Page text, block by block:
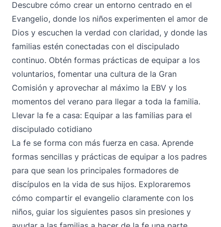
Descubre cómo crear un entorno centrado en el
Evangelio, donde los niños experimenten el amor de
Dios y escuchen la verdad con claridad, y donde las
familias estén conectadas con el discipulado
continuo. Obtén formas prácticas de equipar a los
voluntarios, fomentar una cultura de la Gran
Comisión y aprovechar al máximo la EBV y los
momentos del verano para llegar a toda la familia.
Llevar la fe a casa: Equipar a las familias para el
discipulado cotidiano
La fe se forma con más fuerza en casa. Aprende
formas sencillas y prácticas de equipar a los padres
para que sean los principales formadores de
discípulos en la vida de sus hijos. Exploraremos
cómo compartir el evangelio claramente con los
niños, guiar los siguientes pasos sin presiones y